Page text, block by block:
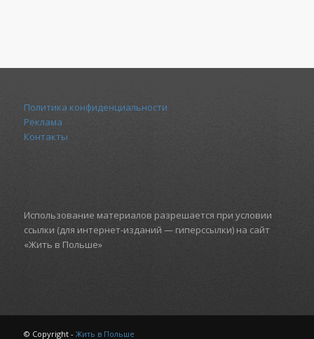
Политика конфиденциальности
Реклама
Контакты
Использование материалов разрешается при условии
ссылки (для интернет-изданий — гиперссылки) на сайт
«Жить в Польше»
© Copyright - Жить в Польше